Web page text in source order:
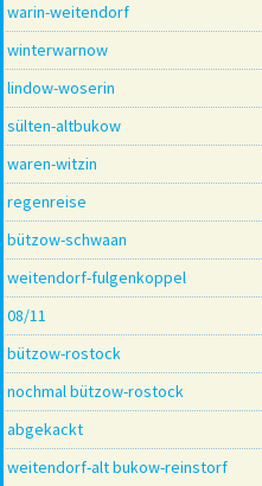
warin-weitendorf
winterwarnow
lindow-woserin
sülten-altbukow
waren-witzin
regenreise
bützow-schwaan
weitendorf-fulgenkoppel
08/11
bützow-rostock
nochmal bützow-rostock
abgekackt
weitendorf-alt bukow-reinstorf